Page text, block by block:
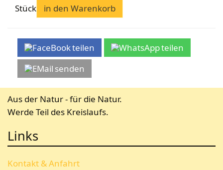
Diverse Fachliteratur
Stück in den Warenkorb
teilen
teilen
senden
Aus der Natur - für die Natur.
Werde Teil des Kreislaufs.
Links
Kontakt & Anfahrt